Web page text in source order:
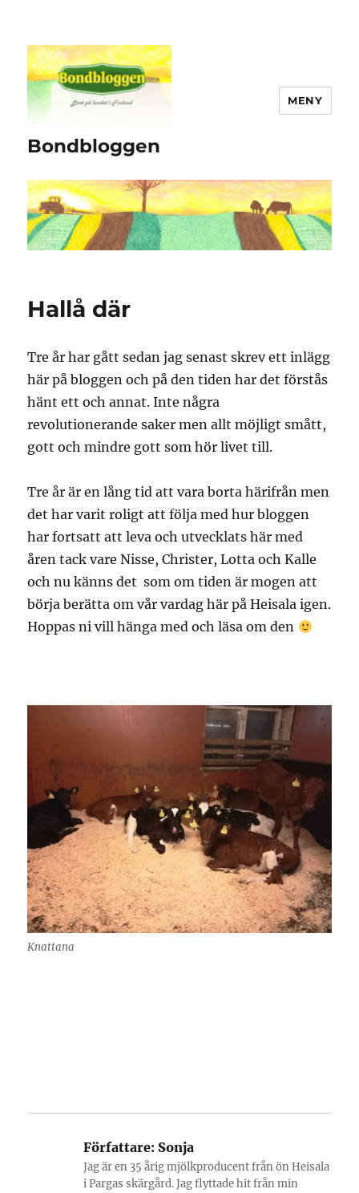
Bondbloggen
MENY
Hallå där
Tre år har gått sedan jag senast skrev ett inlägg
här på bloggen och på den tiden har det förstås
hänt ett och annat. Inte några
revolutionerande saker men allt möjligt smått,
gott och mindre gott som hör livet till.
Tre år är en lång tid att vara borta härifrån men
det har varit roligt att följa med hur bloggen
har fortsatt att leva och utvecklats här med
åren tack vare Nisse, Christer, Lotta och Kalle
och nu känns det som om tiden är mogen att
börja berätta om vår vardag här på Heisala igen.
Hoppas ni vill hänga med och läsa om den
Knattana
Författare: Sonja
Jag är en 35 årig mjölkproducent från ön Heisala
i Pargas skärgård. Jag flyttade hit från min